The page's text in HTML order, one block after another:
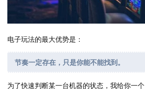
电子玩法的最大优势是：
节奏一定存在，只是你能不能找到。
为了快速判断某一台机器的状态，我给你一个